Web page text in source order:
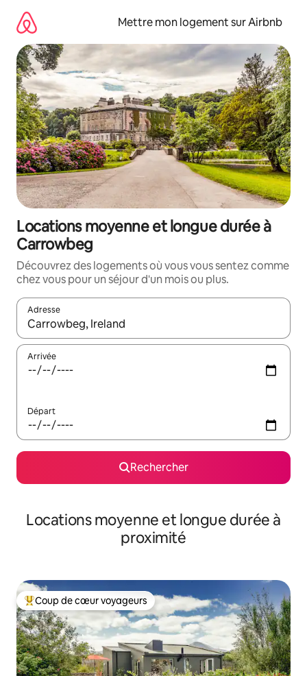
directement
contenu
Mettre mon logement sur Airbnb
Locations moyenne et longue durée à
Carrowbeg
Découvrez des logements où vous vous sentez comme
chez vous pour un séjour d'un mois ou plus.
Adresse
Lorsque les résultats s'affichent, utilisez les flèches vers le
Arrivée
Départ
Rechercher
Locations moyenne et longue durée à
proximité
Coups de cœur voyageurs les plus appréciés
Coup de cœur voyageurs